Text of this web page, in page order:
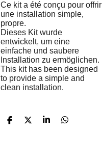
Ce kit a été conçu pour offrir
une installation simple,
propre.
Dieses Kit wurde
entwickelt, um eine
einfache und saubere
Installation zu ermöglichen.
This kit has been designed
to provide a simple and
clean installation.
P
P
P
P